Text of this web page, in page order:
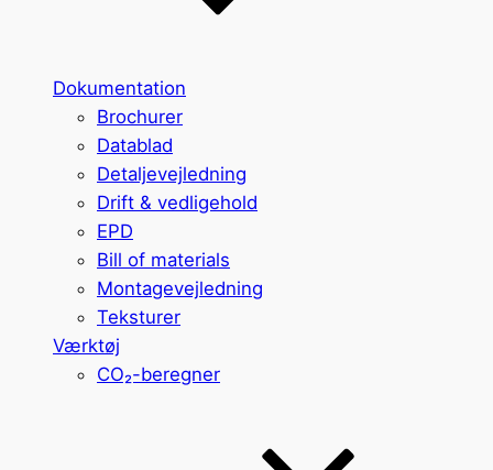
Dokumentation
Brochurer
Datablad
Detaljevejledning
Drift & vedligehold
EPD
Bill of materials
Montagevejledning
Teksturer
Værktøj
CO₂-beregner